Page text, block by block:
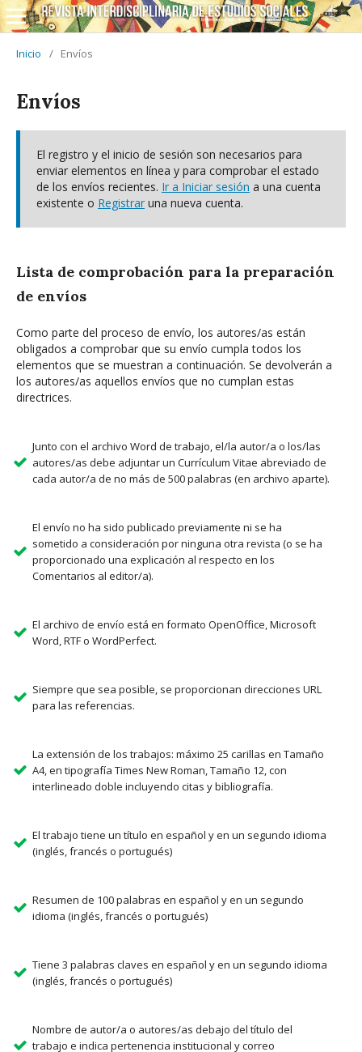
Inicio / Envíos
Envíos
El registro y el inicio de sesión son necesarios para
enviar elementos en línea y para comprobar el estado
de los envíos recientes. Ir a Iniciar sesión a una cuenta
existente o Registrar una nueva cuenta.
Lista de comprobación para la preparación
de envíos
Como parte del proceso de envío, los autores/as están
obligados a comprobar que su envío cumpla todos los
elementos que se muestran a continuación. Se devolverán a
los autores/as aquellos envíos que no cumplan estas
directrices.
Junto con el archivo Word de trabajo, el/la autor/a o los/las
autores/as debe adjuntar un Currículum Vitae abreviado de
cada autor/a de no más de 500 palabras (en archivo aparte).
El envío no ha sido publicado previamente ni se ha
sometido a consideración por ninguna otra revista (o se ha
proporcionado una explicación al respecto en los
Comentarios al editor/a).
El archivo de envío está en formato OpenOffice, Microsoft
Word, RTF o WordPerfect.
Siempre que sea posible, se proporcionan direcciones URL
para las referencias.
La extensión de los trabajos: máximo 25 carillas en Tamaño
A4, en tipografía Times New Roman, Tamaño 12, con
interlineado doble incluyendo citas y bibliografía.
El trabajo tiene un título en español y en un segundo idioma
(inglés, francés o portugués)
Resumen de 100 palabras en español y en un segundo
idioma (inglés, francés o portugués)
Tiene 3 palabras claves en español y en un segundo idioma
(inglés, francés o portugués)
Nombre de autor/a o autores/as debajo del título del
trabajo e indica pertenencia institucional y correo